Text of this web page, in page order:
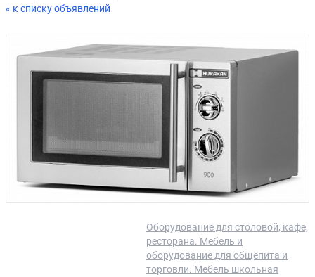
« к списку объявлений
Оборудование для столовой, кафе,
ресторана. Мебель и
оборудование для общепита и
торговли. Мебель школьная